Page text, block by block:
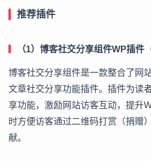
推荐插件
（1）博客社交分享组件WP插件
博客社交分享组件是一款整合了网
文章社交分享功能插件。插件为读
享功能，激励网站访客互动，提升
时方便访客通过二维码打赏（捐赠
献。